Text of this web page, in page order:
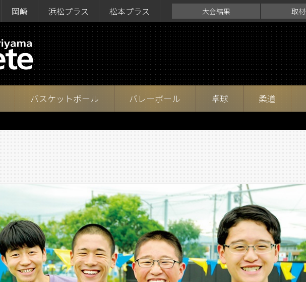
岡崎 浜松プラス 松本プラス 大会結果 取
バスケットボール バレーボール 卓球 柔道